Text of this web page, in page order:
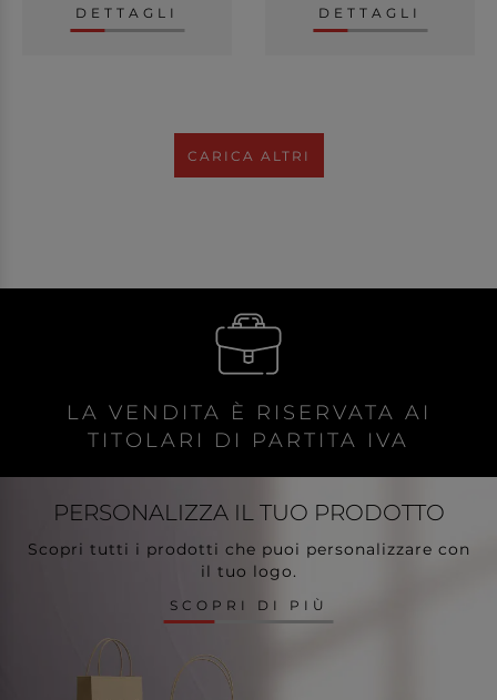
DETTAGLI DETTAGLI
CARICA ALTRI
LA VENDITA È RISERVATA AI
TITOLARI DI PARTITA IVA
PERSONALIZZA IL TUO PRODOTTO
Scopri tutti i prodotti che puoi personalizzare con
il tuo logo.
SCOPRI DI PIÙ